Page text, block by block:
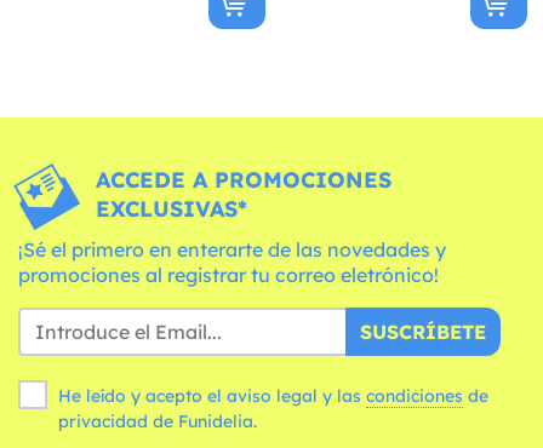
ACCEDE A PROMOCIONES
EXCLUSIVAS*
¡Sé el primero en enterarte de las novedades y
promociones al registrar tu correo eletrónico!
SUSCRÍBETE
He leído y acepto el aviso legal y las condiciones
privacidad de Funidelia.